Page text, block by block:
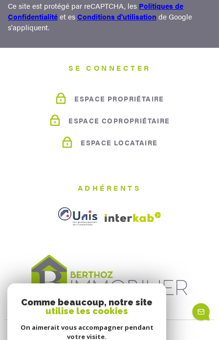
Ce site est protégé par reCAPTCHA, les Politiques de
Confidentialitéet esConditions d'utilisation de Google
s'appliquent.
SE CONNECTER
ESPACE PROPRIÉTAIRE
ESPACE COPROPRIÉTAIRE
ESPACE LOCATAIRE
ADHÉRENTS
Comme beaucoup, notre site
utilise les cookies
On aimerait vous accompagner pendant
votre visite.